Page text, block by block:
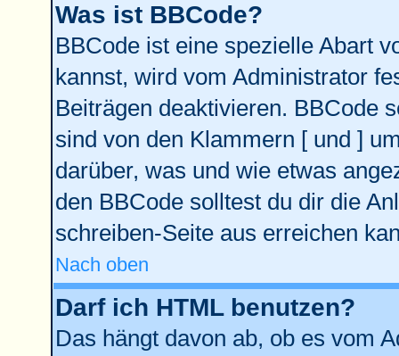
Was ist BBCode?
BBCode ist eine spezielle Abart
kannst, wird vom Administrator
Beiträgen deaktivieren. BBCode
sind von den Klammern [ und ]
darüber, was und wie etwas
den BBCode solltest du dir die
schreiben-Seite aus erreichen
Nach oben
Darf ich HTML benutzen?
Das hängt davon ab, ob es vom